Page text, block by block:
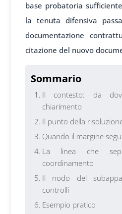
base probatoria
la tenuta difensiva
documentazione
citazione del nuovo
Sommario
Il contesto: da
chiarimento
Il punto della
Quando il margine
La linea che
coordinamento
Il nodo del
controlli
Esempio pratico